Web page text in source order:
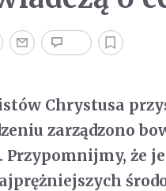
Chrystusa
zarządzono
Przypomnijmy, że